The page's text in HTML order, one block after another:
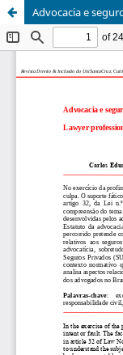
Advocacia e